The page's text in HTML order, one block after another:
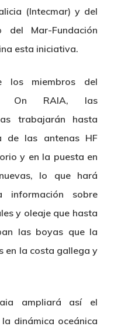
(Intecmar) y del
del Mar-Fundación
esta iniciativa.
los miembros del
On RAIA, las
trabajarán hasta
de las antenas HF
y en la puesta en
lo que hará
información sobre
y oleaje que hasta
las boyas que la
en la costa gallega y
ampliará así el
dinámica oceánica